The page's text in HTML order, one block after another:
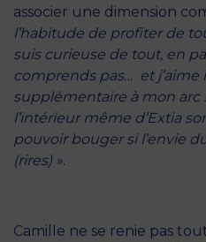
associer une dimension
l’habitude de profiter de
suis curieuse de tout, en
comprends pas… et j’aime
supplémentaire à mon arc
l’intérieur même d’Extia
pouvoir bouger si l’envie
(rires) ».
Camille ne se renie pas